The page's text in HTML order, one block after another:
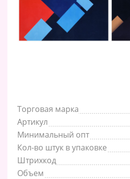
Торговая марка
Артикул
Минимальный опт
Кол-во штук в упаковке
Штрихкод
Объем